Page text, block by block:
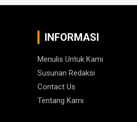
INFORMASI
Menulis Untuk Kami
Susunan Redaksi
Contact Us
Tentang Kami